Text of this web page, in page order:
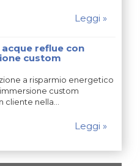
Leggi »
reflue con
custom
a risparmio energetico
custom
cliente nella…
Leggi »